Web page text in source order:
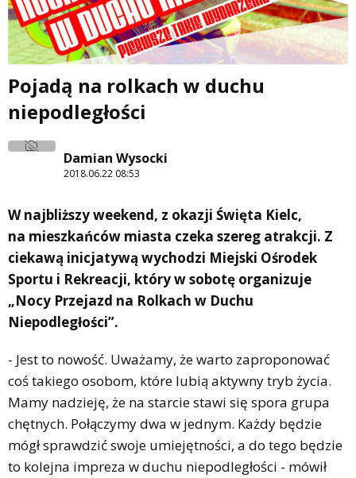
Pojadą na rolkach w duchu
niepodległości
Damian Wysocki
2018.06.22 08:53
W najbliższy weekend, z okazji Święta Kielc,
na mieszkańców miasta czeka szereg atrakcji. Z
ciekawą inicjatywą wychodzi Miejski Ośrodek
Sportu i Rekreacji, który w sobotę organizuje
„Nocy Przejazd na Rolkach w Duchu
Niepodległości”.
- Jest to nowość. Uważamy, że warto zaproponować
coś takiego osobom, które lubią aktywny tryb życia.
Mamy nadzieję, że na starcie stawi się spora grupa
chętnych. Połączymy dwa w jednym. Każdy będzie
mógł sprawdzić swoje umiejętności, a do tego będzie
to kolejna impreza w duchu niepodległości - mówił